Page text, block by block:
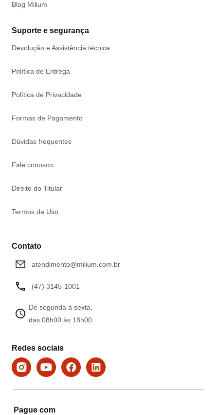
Blog Milium
Suporte e segurança
Devolução e Assistência técnica
Política de Entrega
Política de Privacidade
Formas de Pagamento
Dúvidas frequentes
Fale conosco
Direito do Titular
Termos de Uso
Contato
atendimento@milium.com.br
(47) 3145-1001
De segunda à sexta,
das 08h00 às 18h00.
Redes sociais
Pague com